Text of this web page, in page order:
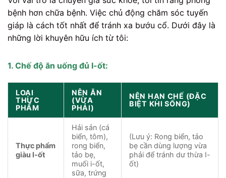
bệnh hơn chữa bệnh. Việc chủ động chăm sóc tuyến
giáp là cách tốt nhất để tránh xa bướu cổ. Dưới đây là
những lời khuyên hữu ích từ tôi:
1. Chế độ ăn uống đủ I-ốt:
LOẠI
THỰC
PHẨM
NÊN ĂN
(VỪA
PHẢI)
NÊN HẠN CHẾ (ĐẶC
BIỆT KHI SỐNG)
Thực phẩm
giàu I-ốt
Hải sản (cá
biển, tôm),
rong biển,
tảo bẹ,
muối i-ốt,
sữa, trứng
(Lưu ý: Rong biển, tảo
bẹ cần dùng lượng vừa
phải để tránh dư thừa I-
ốt)